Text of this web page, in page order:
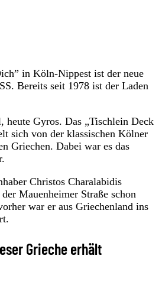
in Köln-Nippest ist der neue
Bereits seit 1978 ist der Laden
heute Gyros. Das „Tischlein Deck
sich von der klassischen Kölner
Griechen. Dabei war es das
Christos Charalabidis
Mauenheimer Straße schon
war er aus Griechenland ins
Grieche erhält